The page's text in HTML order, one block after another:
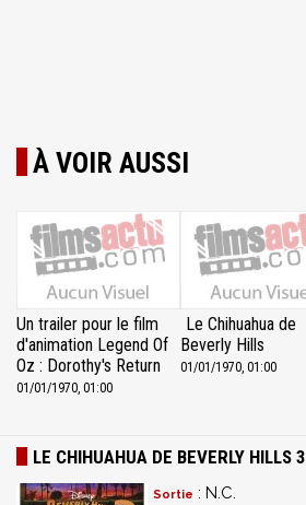
À VOIR AUSSI
Un trailer pour le film
d'animation Legend Of
Oz : Dorothy's Return
01/01/1970, 01:00
Le Chihuahua de
Beverly Hills
01/01/1970, 01:00
LE CHIHUAHUA DE BEVERLY HILLS 3
Sortie : N.C.